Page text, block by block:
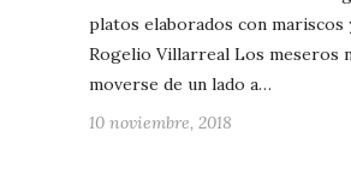
platos elaborados con mariscos
Rogelio Villarreal Los meseros
moverse de un lado a…
10 noviembre, 2018